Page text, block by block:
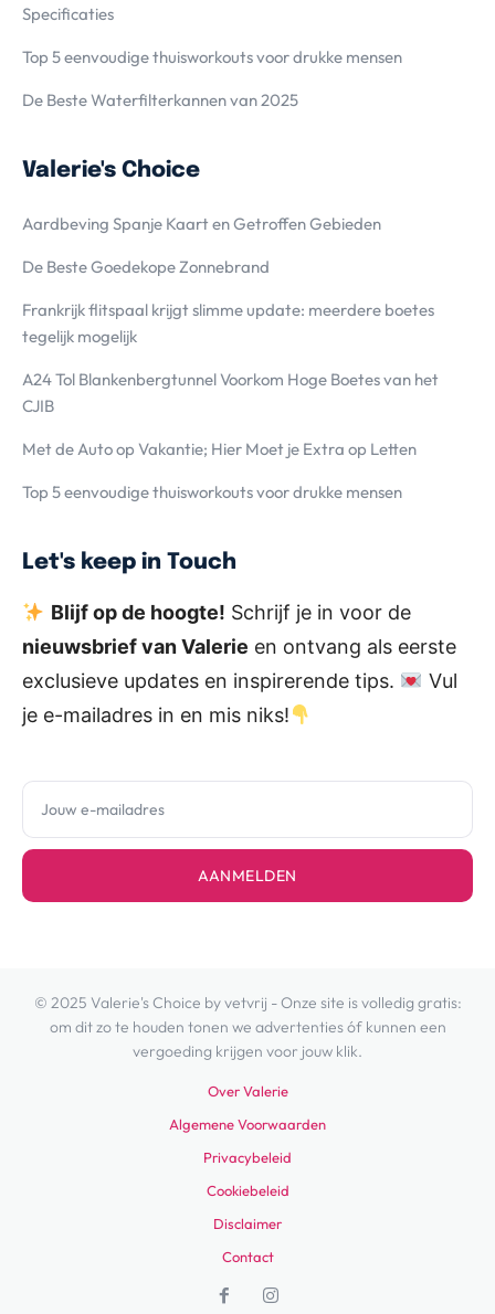
Specificaties
Top 5 eenvoudige thuisworkouts voor drukke mensen
De Beste Waterfilterkannen van 2025
Valerie's Choice
Aardbeving Spanje Kaart en Getroffen Gebieden
De Beste Goedekope Zonnebrand
Frankrijk flitspaal krijgt slimme update: meerdere boetes
tegelijk mogelijk
A24 Tol Blankenbergtunnel Voorkom Hoge Boetes van het
CJIB
Met de Auto op Vakantie; Hier Moet je Extra op Letten
Top 5 eenvoudige thuisworkouts voor drukke mensen
Let's keep in Touch
Blijf op de hoogte! Schrijf je in voor de
nieuwsbrief van Valerie en ontvang als eerste
exclusieve updates en inspirerende tips.
Vul
je e-mailadres in en mis niks!
AANMELDEN
© 2025 Valerie's Choice by vetvrij - Onze site is volledig gratis:
om dit zo te houden tonen we advertenties óf kunnen een
vergoeding krijgen voor jouw klik.
Over Valerie
Algemene Voorwaarden
Privacybeleid
Cookiebeleid
Disclaimer
Contact